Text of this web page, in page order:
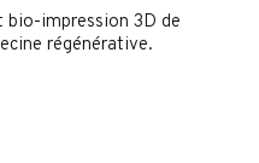
bio-impression 3D de
régénérative.